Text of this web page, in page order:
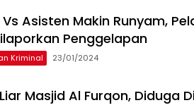
Asisten Makin Runyam,
Penggelapan
Kriminal 23/01/2024
Masjid Al Furqon, Diduga